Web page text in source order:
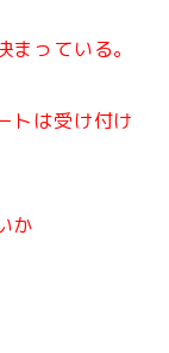
っている。
トは受け付け
か